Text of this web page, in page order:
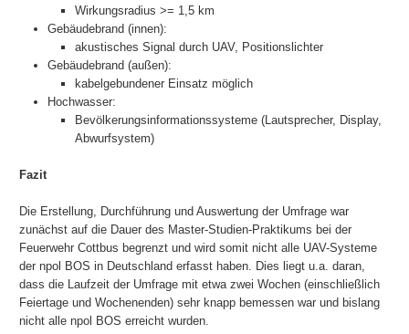
Wirkungsradius >= 1,5 km
Gebäudebrand (innen):
akustisches Signal durch UAV, Positionslichter
Gebäudebrand (außen):
kabelgebundener Einsatz möglich
Hochwasser:
Bevölkerungsinformationssysteme (Lautsprecher, Display,
Abwurfsystem)
Fazit
Die Erstellung, Durchführung und Auswertung der Umfrage war
zunächst auf die Dauer des Master-Studien-Praktikums bei der
Feuerwehr Cottbus begrenzt und wird somit nicht alle UAV-Systeme
der npol BOS in Deutschland erfasst haben. Dies liegt u.a. daran,
dass die Laufzeit der Umfrage mit etwa zwei Wochen (einschließlich
Feiertage und Wochenenden) sehr knapp bemessen war und bislang
nicht alle npol BOS erreicht wurden.